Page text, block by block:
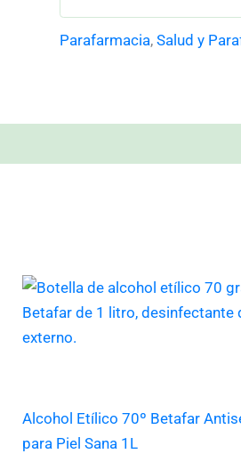
Parafarmacia,Salud y
Alcohol Etílico 70º Betafar
para Piel Sana 1L